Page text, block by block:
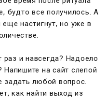
будто все получилось. А
настигнут, но уже в
раз и навсегда? Надоело
Напишите на сайт слепой
задать любой вопрос.
как найти выход из